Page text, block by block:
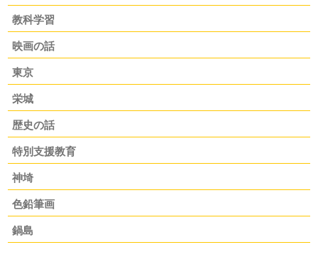
教科学習
映画の話
東京
栄城
歴史の話
特別支援教育
神埼
色鉛筆画
鍋島